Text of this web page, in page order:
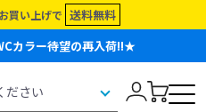
買い上げで 送料無料
カラー待望の再入荷!!★